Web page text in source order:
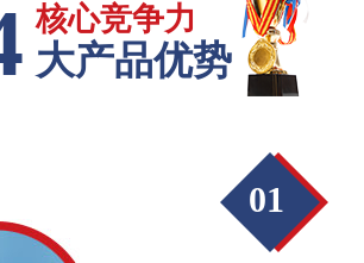
核心竞争力
大产品优势
01